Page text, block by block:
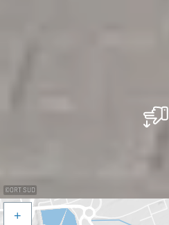
©ORT SUD
+